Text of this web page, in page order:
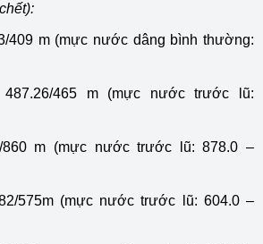
409 m (mực nước dâng bình thường:
465 m (mực nước trước lũ:
m (mực nước trước lũ: 878.0 –
575m (mực nước trước lũ: 604.0 –